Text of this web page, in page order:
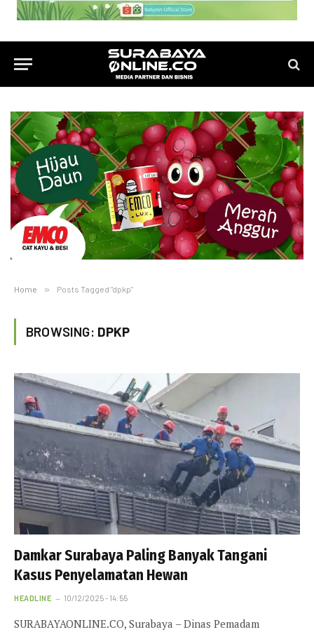
Home » Posts Tagged "dpkp"
BROWSING: DPKP
Damkar Surabaya Paling Banyak Tangani
Kasus Penyelamatan Hewan
HEADLINE 10/12/2025 - 14:55
SURABAYAONLINE.CO, Surabaya – Dinas Pemadam